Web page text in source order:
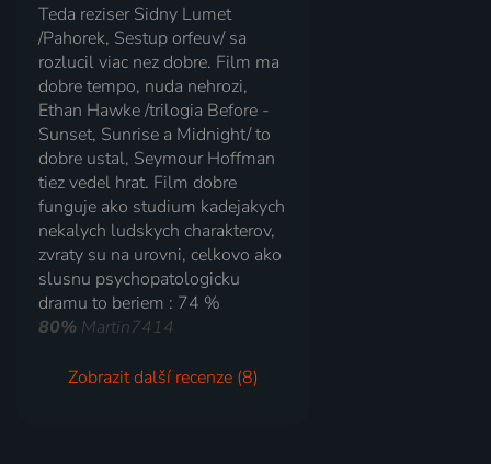
Teda reziser Sidny Lumet
/Pahorek, Sestup orfeuv/ sa
rozlucil viac nez dobre. Film ma
dobre tempo, nuda nehrozi,
Ethan Hawke /trilogia Before -
Sunset, Sunrise a Midnight/ to
dobre ustal, Seymour Hoffman
tiez vedel hrat. Film dobre
funguje ako studium kadejakych
nekalych ludskych charakterov,
zvraty su na urovni, celkovo ako
slusnu psychopatologicku
dramu to beriem : 74 %
80% Martin7414
Zobrazit další recenze (8)